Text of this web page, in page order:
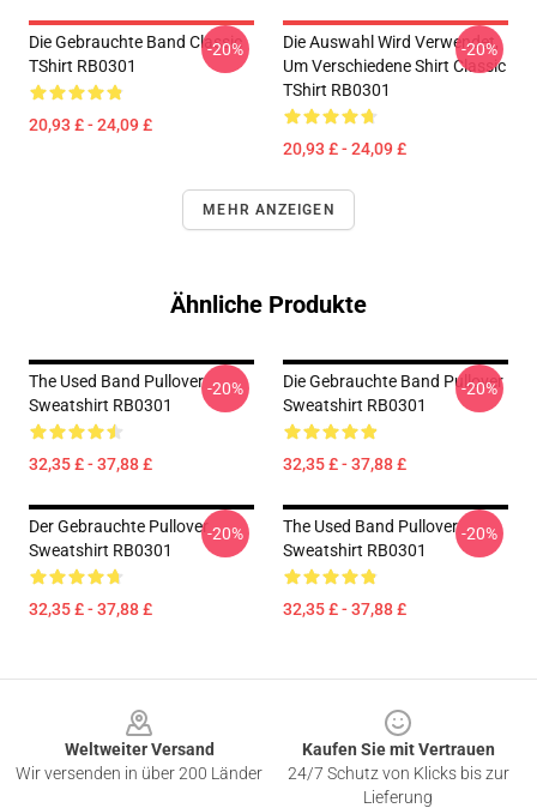
Die Gebrauchte Band Classic
TShirt RB0301
20,93 £ - 24,09 £
-20%
Die Auswahl Wird Verwendet,
Um Verschiedene Shirt Classic
TShirt RB0301
20,93 £ - 24,09 £
-20%
MEHR ANZEIGEN
Ähnliche Produkte
The Used Band Pullover
Sweatshirt RB0301
32,35 £ - 37,88 £
-20%
Die Gebrauchte Band Pullover
Sweatshirt RB0301
32,35 £ - 37,88 £
-20%
Der Gebrauchte Pullover
Sweatshirt RB0301
32,35 £ - 37,88 £
-20%
The Used Band Pullover
Sweatshirt RB0301
32,35 £ - 37,88 £
-20%
Weltweiter Versand
Wir versenden in über 200 Länder
Kaufen Sie mit Vertrauen
24/7 Schutz von Klicks bis zur
Lieferung